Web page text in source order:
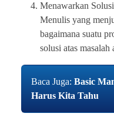
Menawarkan Solusi
Menulis yang
bagaimana suatu
solusi atas masalah
Baca Juga: Basic
Harus Kita Tahu